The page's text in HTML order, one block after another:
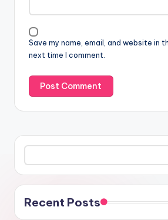
Save my name, email, and website in
next time I comment.
Search
Recent Posts